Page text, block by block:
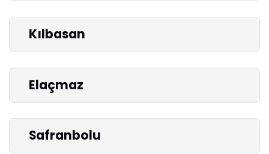
Kılbasan
Elaçmaz
Safranbolu